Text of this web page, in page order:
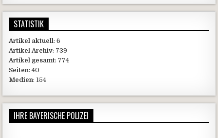
STATISTIK
Artikel aktuell: 6
Artikel Archiv: 739
Artikel gesamt: 774
Seiten: 40
Medien: 154
IHRE BAYERISCHE POLIZEI